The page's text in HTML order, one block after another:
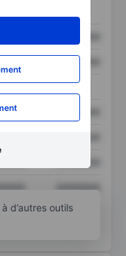
XXXXXXX
XXXXXXX
d’autres outils